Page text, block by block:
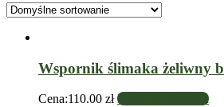
Wspornik ślimaka żeliwny
Cena:110.00 zł Dodaj do koszyka